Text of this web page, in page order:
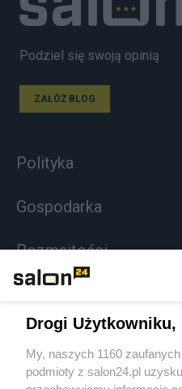
Podziel się swoją opinią
ZAŁÓŻ BLOG
Polityka
Gospodarka
Rozmaitości
Sport
Społeczeństwo
Drogi Użytkowniku,
My, naszych 1160
podmioty z salon24.pl